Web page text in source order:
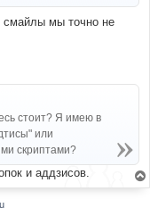
смайлы мы точно не
стоит? Я имею в
или
скриптами?
и аддзисов.